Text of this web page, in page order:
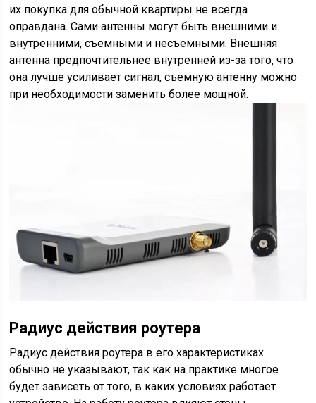
их покупка для обычной квартиры не всегда
оправдана. Сами антенны могут быть внешними и
внутренними, съемными и несъемными. Внешняя
антенна предпочтительнее внутренней из-за того, что
она лучше усиливает сигнал, съемную антенну можно
при необходимости заменить более мощной.
Радиус действия роутера
Радиус действия роутера в его характеристиках
обычно не указывают, так как на практике многое
будет зависеть от того, в каких условиях работает